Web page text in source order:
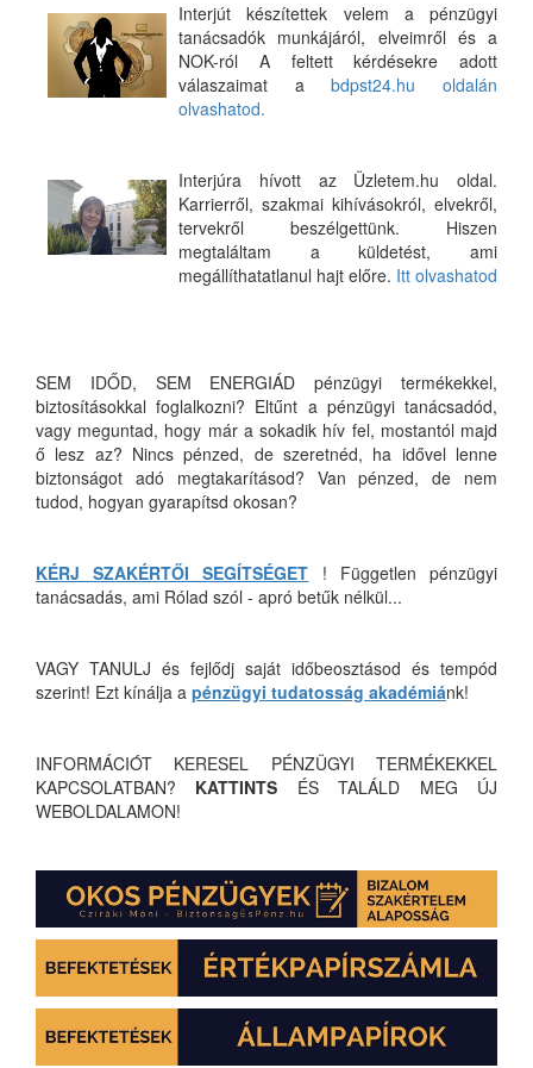
Interjút készítettek velem a pénzügyi
tanácsadók munkájáról, elveimről és a
NOK-ról A feltett kérdésekre adott
válaszaimat abdpst24.hu oldalán
olvashatod.
Interjúra hívott az Üzletem.hu oldal.
Karrierről, szakmai kihívásokról, elvekről,
tervekről beszélgettünk. Hiszen
megtaláltam a küldetést, ami
megállíthatatlanul hajt előre. Itt olvashatod
SEM IDŐD, SEM ENERGIÁD pénzügyi termékekkel,
biztosításokkal foglalkozni? Eltűnt a pénzügyi tanácsadód,
vagy meguntad, hogy már a sokadik hív fel, mostantól majd
ő lesz az? Nincs pénzed, de szeretnéd, ha idővel lenne
biztonságot adó megtakarításod? Van pénzed, de nem
tudod, hogyan gyarapítsd okosan?
KÉRJ SZAKÉRTŐI SEGÍTSÉGET ! Független pénzügyi
tanácsadás, ami Rólad szól - apró betűk nélkül...
VAGY TANULJ és fejlődj saját időbeosztásod és tempód
szerint! Ezt kínálja a pénzügyi tudatosság akadémiánk!
INFORMÁCIÓT KERESEL PÉNZÜGYI TERMÉKEKKEL
KAPCSOLATBAN? KATTINTS ÉS TALÁLD MEG ÚJ
WEBOLDALAMON!